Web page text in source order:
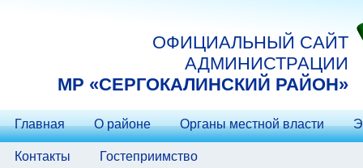
ОФИЦИАЛЬНЫЙ САЙТ
АДМИНИСТРАЦИИ
МP «СЕРГОКАЛИНСКИЙ РАЙОН»
Главная О районе Органы местной власти
Контакты Гостеприимство